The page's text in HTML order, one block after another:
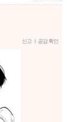
신고 | 공감 확인